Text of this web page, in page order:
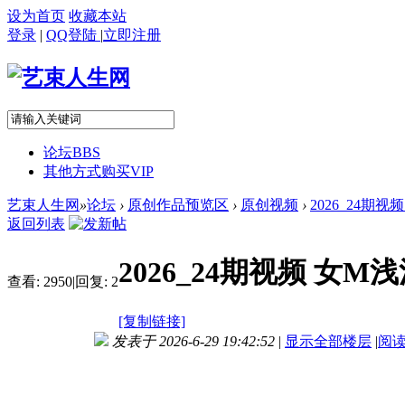
设为首页 收藏本站
登录 | QQ登陆 |立即注册
论坛BBS
其他方式购买VIP
艺束人生网 »论坛 › 原创作品预览区 › 原创视频 › 2026_24期视
返回列表
查看: 2950|回复: 22026_24期视频 女M
[复制链接]
发表于 2026-6-29 19:42:52 | 显示全部楼层 |阅